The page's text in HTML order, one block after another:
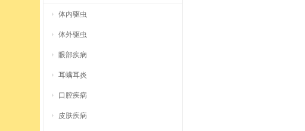
体内驱虫
体外驱虫
眼部疾病
耳螨耳炎
口腔疾病
皮肤疾病